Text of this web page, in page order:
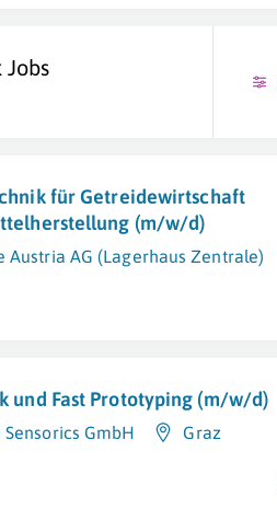
Jobs
für Getreidewirtschaft
(m/w/d)
Austria AG (Lagerhaus Zentrale)
und Fast Prototyping (m/w/d)
GmbH Graz